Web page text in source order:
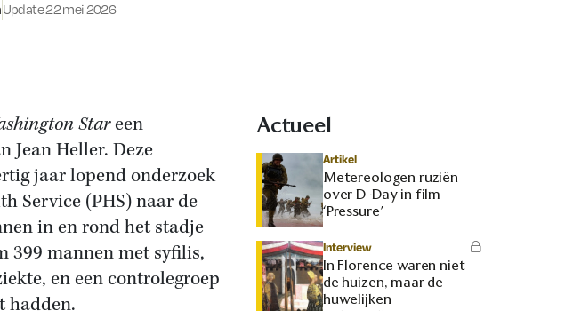
Update 22 mei 2026
Stareen
Jean Heller. Deze
jaar lopend onderzoek
Service (PHS) naar de
in en rond het stadje
399 mannen met syfilis,
en een controlegroep
hadden.
Actueel
Artikel
Metereologen ruziën
over D-Day in film
‘Pressure’
Interview
In Florence waren niet
de huizen, maar de
huwelijken